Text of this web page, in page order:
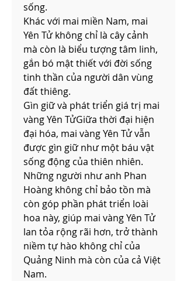
sống.
Khác với mai miền Nam, mai
Yên Tử không chỉ là cây cảnh
mà còn là biểu tượng tâm linh,
gắn bó mật thiết với đời sống
tinh thần của người dân vùng
đất thiêng.
Gìn giữ và phát triển giá trị mai
vàng Yên TửGiữa thời đại hiện
đại hóa, mai vàng Yên Tử vẫn
được gìn giữ như một báu vật
sống động của thiên nhiên.
Những người như anh Phan
Hoàng không chỉ bảo tồn mà
còn góp phần phát triển loài
hoa này, giúp mai vàng Yên Tử
lan tỏa rộng rãi hơn, trở thành
niềm tự hào không chỉ của
Quảng Ninh mà còn của cả Việt
Nam.